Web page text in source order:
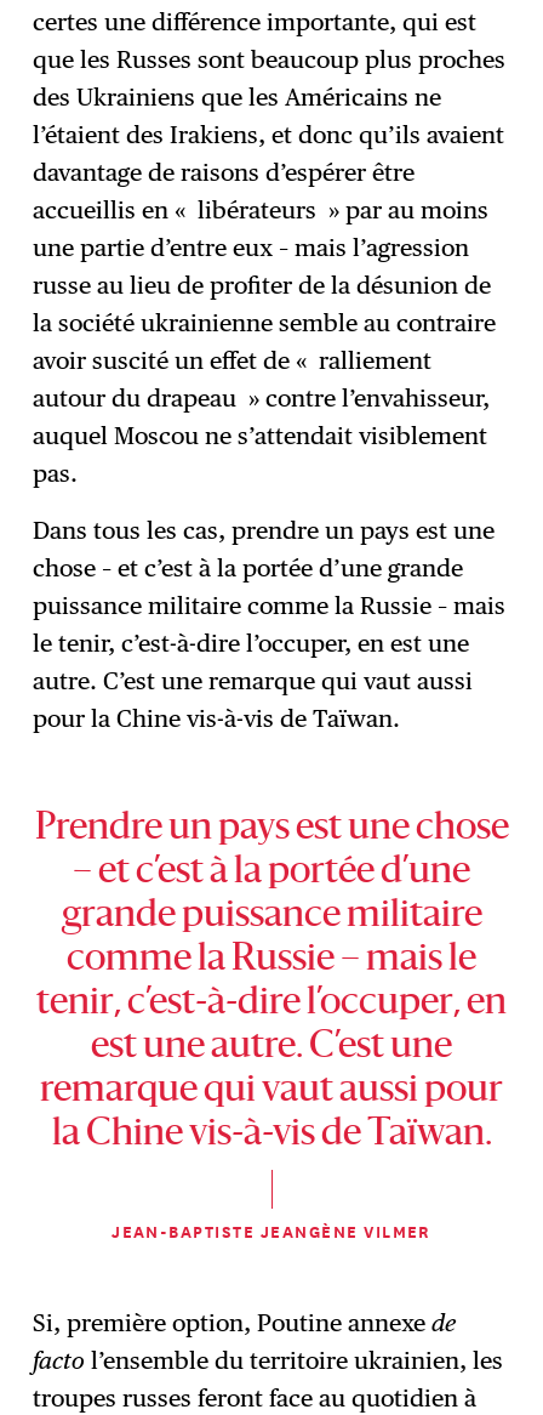
certes une différence importante, qui est
que les Russes sont beaucoup plus proches
des Ukrainiens que les Américains ne
l’étaient des Irakiens, et donc qu’ils avaient
davantage de raisons d’espérer être
accueillis en « libérateurs » par au moins
une partie d’entre eux – mais l’agression
russe au lieu de profiter de la désunion de
la société ukrainienne semble au contraire
avoir suscité un effet de « ralliement
autour du drapeau » contre l’envahisseur,
auquel Moscou ne s’attendait visiblement
pas.
Dans tous les cas, prendre un pays est une
chose – et c’est à la portée d’une grande
puissance militaire comme la Russie – mais
le tenir, c’est-à-dire l’occuper, en est une
autre. C’est une remarque qui vaut aussi
pour la Chine vis-à-vis de Taïwan.
Prendre un pays est une chose
– et c’est à la portée d’une
grande puissance militaire
comme la Russie – mais le
tenir, c’est-à-dire l’occuper, en
est une autre. C’est une
remarque qui vaut aussi pour
la Chine vis-à-vis de Taïwan.
JEAN-BAPTISTE JEANGÈNE VILMER
Si, première option, Poutine annexede
facto l’ensemble du territoire ukrainien, les
troupes russes feront face au quotidien à